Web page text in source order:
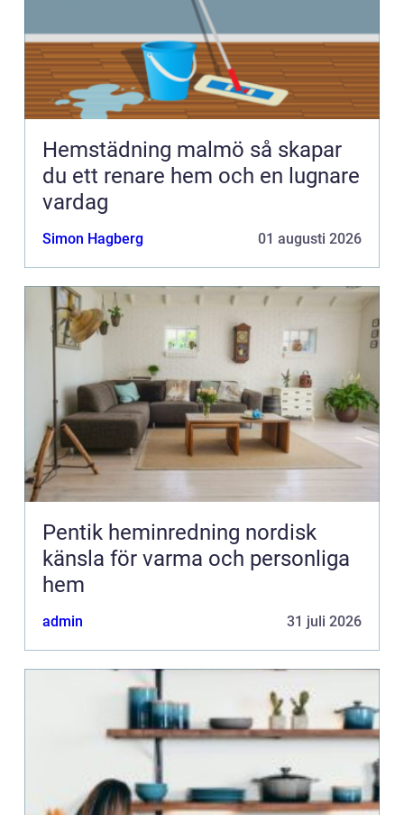
Hemstädning malmö så skapar
du ett renare hem och en lugnare
vardag
Simon Hagberg 01 augusti 2026
Pentik heminredning nordisk
känsla för varma och personliga
hem
admin 31 juli 2026